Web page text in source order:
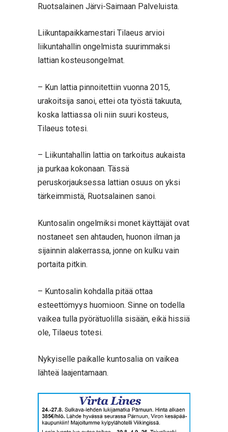
Ruotsalainen Järvi-Saimaan Palveluista.
Liikuntapaikkamestari Tilaeus arvioi
liikuntahallin ongelmista suurimmaksi
lattian kosteusongelmat.
– Kun lattia pinnoitettiin vuonna 2015,
urakoitsija sanoi, ettei ota työstä takuuta,
koska lattiassa oli niin suuri kosteus,
Tilaeus totesi.
– Liikuntahallin lattia on tarkoitus aukaista
ja purkaa kokonaan. Tässä
peruskorjauksessa lattian osuus on yksi
tärkeimmistä, Ruotsalainen sanoi.
Kuntosalin ongelmiksi monet käyttäjät ovat
nostaneet sen ahtauden, huonon ilman ja
sijainnin alakerrassa, jonne on kulku vain
portaita pitkin.
– Kuntosalin kohdalla pitää ottaa
esteettömyys huomioon. Sinne on todella
vaikea tulla pyörätuolilla sisään, eikä hissiä
ole, Tilaeus totesi.
Nykyiselle paikalle kuntosalia on vaikea
lähteä laajentamaan.